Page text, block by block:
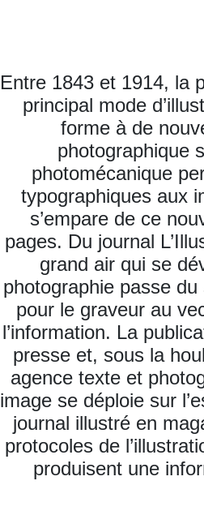
Entre 1843 et 1914, la
principal mode
forme à de
photographique
photomécanique
typographiques aux
s’empare de ce
pages. Du journal
grand air qui se
photographie passe
pour le graveur au
l’information. La
presse et, sous la
agence texte et
image se déploie sur
journal illustré en
protocoles de
produisent une